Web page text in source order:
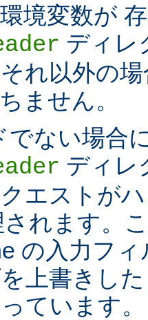
境変数が
ディレ
れ以外の
ません。
でない場合
ディレ
エストが
れます。
の入力フ
上書きし
ています。